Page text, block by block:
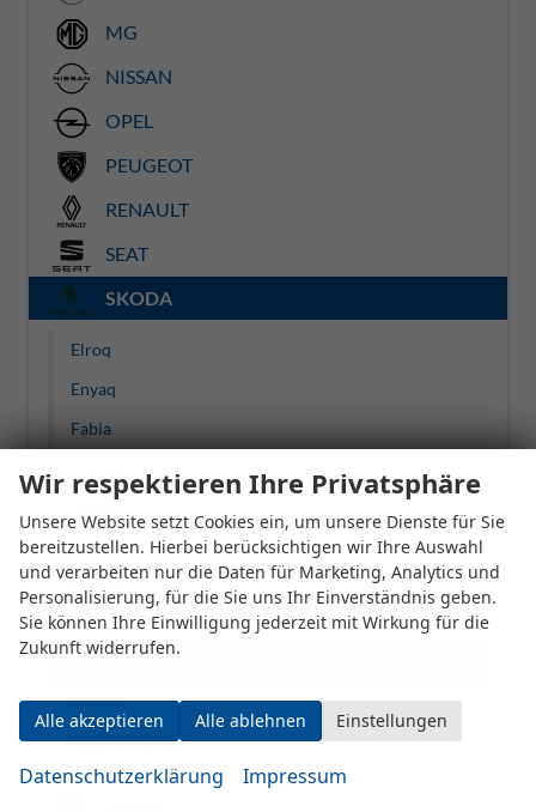
MG
NISSAN
OPEL
PEUGEOT
RENAULT
SEAT
SKODA
Elroq
Enyaq
Fabia
Kodiaq
Octavia
Octavia Combi
Superb
Superb Combi
Wir respektieren Ihre Privatsphäre
Unsere Website setzt Cookies ein, um unsere Dienste für Sie
bereitzustellen. Hierbei berücksichtigen wir Ihre Auswahl
und verarbeiten nur die Daten für Marketing, Analytics und
Personalisierung, für die Sie uns Ihr Einverständnis geben.
Sie können Ihre Einwilligung jederzeit mit Wirkung für die
Zukunft widerrufen.
Alle akzeptieren Alle ablehnen Einstellungen
Datenschutzerklärung Impressum